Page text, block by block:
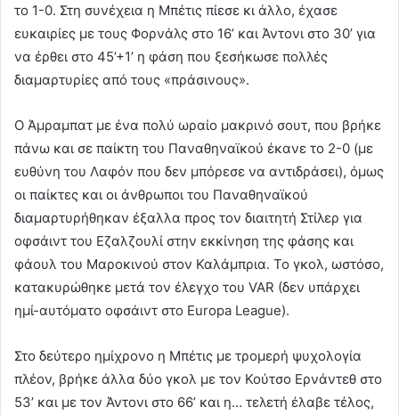
το 1-0. Στη συνέχεια η Μπέτις πίεσε κι άλλο, έχασε
ευκαιρίες με τους Φορνάλς στο 16’ και Άντονι στο 30’ για
να έρθει στο 45’+1’ η φάση που ξεσήκωσε πολλές
διαμαρτυρίες από τους «πράσινους».
Ο Άμραμπατ με ένα πολύ ωραίο μακρινό σουτ, που βρήκε
πάνω και σε παίκτη του Παναθηναϊκού έκανε το 2-0 (με
ευθύνη του Λαφόν που δεν μπόρεσε να αντιδράσει), όμως
οι παίκτες και οι άνθρωποι του Παναθηναϊκού
διαμαρτυρήθηκαν έξαλλα προς τον διαιτητή Στίλερ για
οφσάιντ του Εζαλζουλί στην εκκίνηση της φάσης και
φάουλ του Μαροκινού στον Καλάμπρια. Το γκολ, ωστόσο,
κατακυρώθηκε μετά τον έλεγχο του VAR (δεν υπάρχει
ημί-αυτόματο οφσάιντ στο Europa League).
Στο δεύτερο ημίχρονο η Μπέτις με τρομερή ψυχολογία
πλέον, βρήκε άλλα δύο γκολ με τον Κούτσο Ερνάντεθ στο
53’ και με τον Άντονι στο 66’ και η… τελετή έλαβε τέλος,